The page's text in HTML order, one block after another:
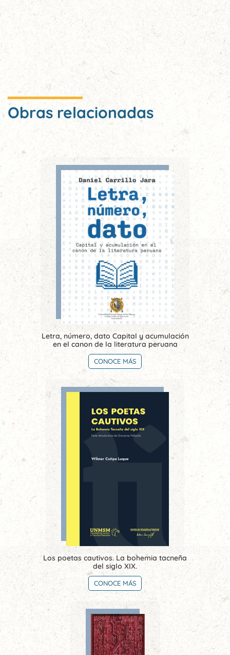
Obras relacionadas
Letra, número, dato Capital y acumulación
en el canon de la literatura peruana
CONOCE MÁS
Los poetas cautivos. La bohemia tacneña
del siglo XIX.
CONOCE MÁS